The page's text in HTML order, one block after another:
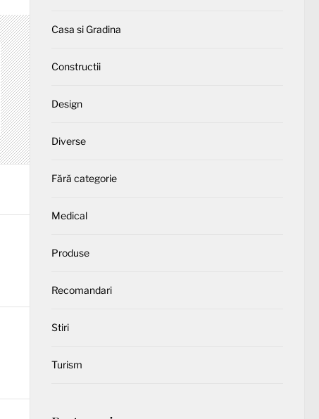
Casa si Gradina
Constructii
Design
Diverse
Fără categorie
Medical
Produse
Recomandari
Stiri
Turism